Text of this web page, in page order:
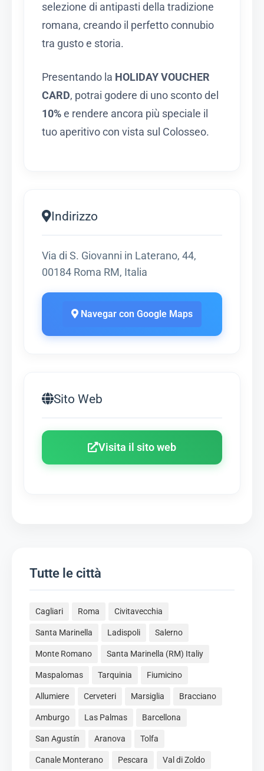
selezione di antipasti della tradizione
romana, creando il perfetto connubio
tra gusto e storia.
Presentando la HOLIDAY VOUCHER
CARD, potrai godere di uno sconto del
10% e rendere ancora più speciale il
tuo aperitivo con vista sul Colosseo.
Indirizzo
Via di S. Giovanni in Laterano, 44,
00184 Roma RM, Italia
Navegar con Google Maps
Sito Web
Visita il sito web
Tutte le città
Cagliari Roma Civitavecchia
Santa Marinella Ladispoli Salerno
Monte Romano Santa Marinella (RM) Italiy
Maspalomas Tarquinia Fiumicino
Allumiere Cerveteri Marsiglia Bracciano
Amburgo Las Palmas Barcellona
San Agustín Aranova Tolfa
Canale Monterano Pescara Val di Zoldo